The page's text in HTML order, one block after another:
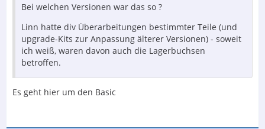
Bei welchen Versionen war das so ?
Linn hatte div Überarbeitungen bestimmter Teile (und
upgrade-Kits zur Anpassung älterer Versionen) - soweit
ich weiß, waren davon auch die Lagerbuchsen
betroffen.
Es geht hier um den Basic